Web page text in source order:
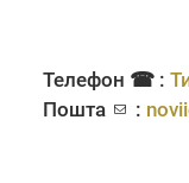
Телефон ☎ :
Пошта
: